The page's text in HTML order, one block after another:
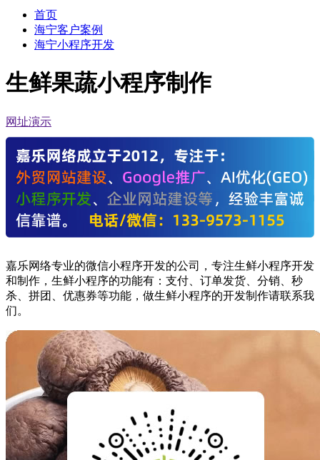
首页
海宁客户案例
海宁小程序开发
生鲜果蔬小程序制作
网址演示
嘉乐网络专业的微信小程序开发的公司，专注生鲜小程序开发
和制作，生鲜小程序的功能有：支付、订单发货、分销、秒
杀、拼团、优惠券等功能，做生鲜小程序的开发制作请联系我
们。